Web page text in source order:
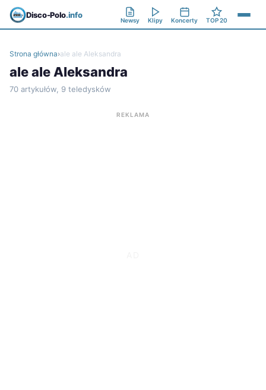
Disco-Polo.info
Newsy Klipy Koncerty TOP 20
Strona główna›ale ale Aleksandra
ale ale Aleksandra
70 artykułów, 9 teledysków
REKLAMA